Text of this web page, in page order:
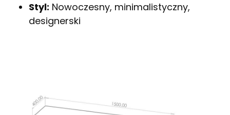
Styl: Nowoczesny, minimalistyczny,
designerski